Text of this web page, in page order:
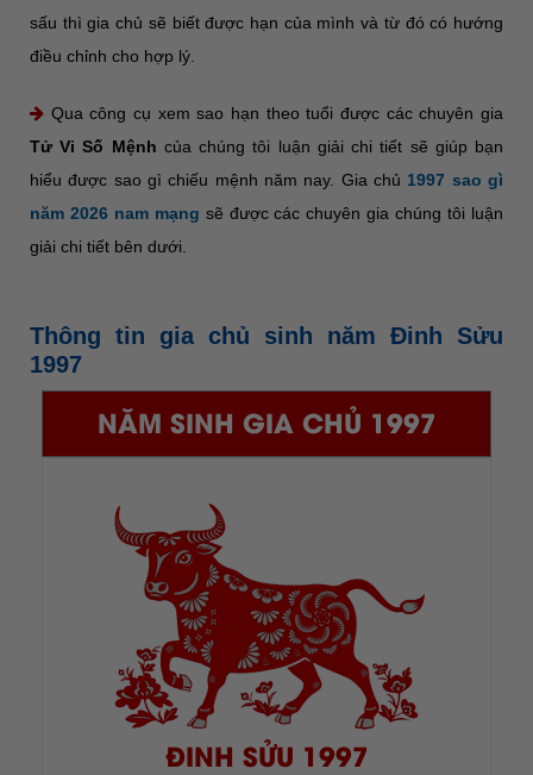
sấu thì gia chủ sẽ biết được hạn của mình và từ đó có hướng
điều chỉnh cho hợp lý.
Qua công cụ xem sao hạn theo tuổi được các chuyên gia
Tử Vi Số Mệnh của chúng tôi luận giải chi tiết sẽ giúp bạn
hiểu được sao gì chiếu mệnh năm nay. Gia chủ 1997 sao gì
năm 2026 nam mạng sẽ được các chuyên gia chúng tôi luận
giải chi tiết bên dưới.
Thông tin gia chủ sinh năm Đinh Sửu
1997
NĂM SINH GIA CHỦ 1997
ĐINH SỬU 1997